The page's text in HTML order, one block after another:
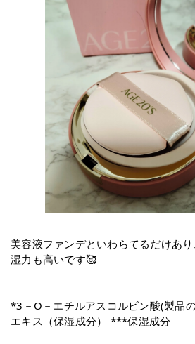
美容液ファンデといわらてるだけあ
湿力も高いです🥰
*3－O－エチルアスコルビン酸(製品
エキス（保湿成分） ***保湿成分